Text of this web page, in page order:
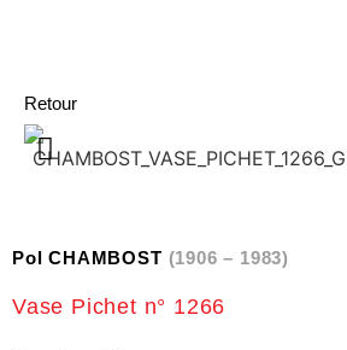
Retour
Pol CHAMBOST (1906 – 1983)
Vase Pichet n° 1266